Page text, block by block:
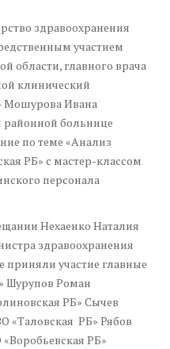
здравоохранения
участием
области, главного врача
клинический
Мошурова Ивана
районной больнице
по теме «Анализ
РБ» с мастер-классом
персонала
Нехаенко Наталия
здравоохранения
приняли участие главные
Шурупов Роман
РБ» Сычев
«Таловская РБ» Рябов
РБ»